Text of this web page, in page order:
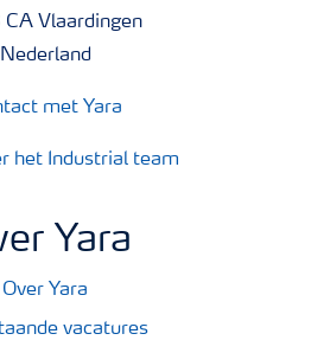
Vlaardingen
Nederland
met Yara
het Industrial team
Yara
Over Yara
vacatures